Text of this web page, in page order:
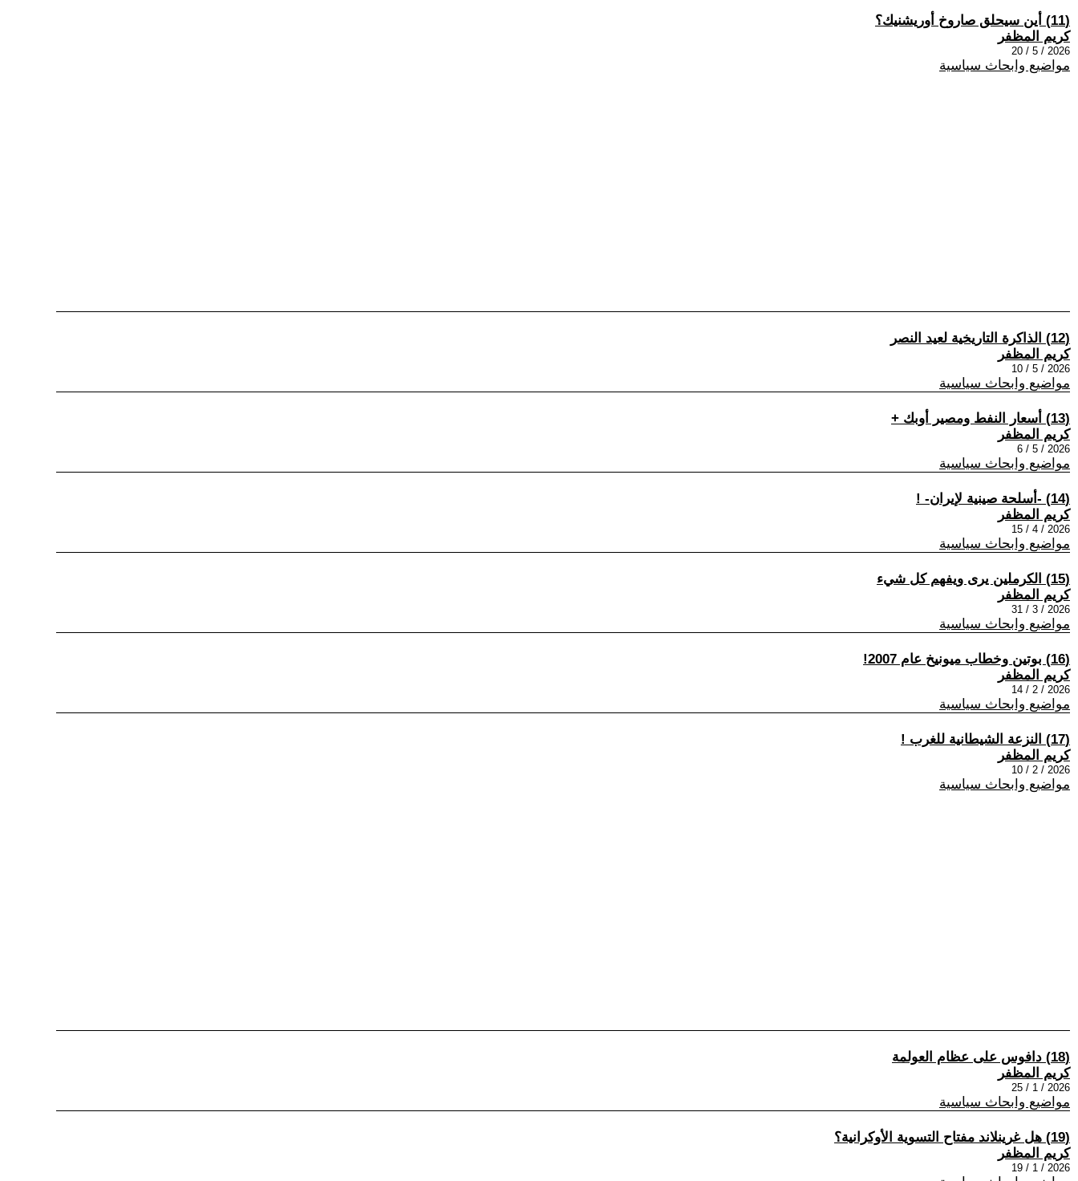
(11) أين سيحلق صاروخ أوريشنيك؟
كريم المظفر
2026 / 5 / 20
مواضيع وابحاث سياسية
(12) الذاكرة التاريخية لعيد النصر
كريم المظفر
2026 / 5 / 10
مواضيع وابحاث سياسية
(13) أسعار النفط ومصير أوبك +
كريم المظفر
2026 / 5 / 6
مواضيع وابحاث سياسية
(14) -أسلحة صينية لإيران- !
كريم المظفر
2026 / 4 / 15
مواضيع وابحاث سياسية
(15) الكرملين يرى ويفهم كل شيء
كريم المظفر
2026 / 3 / 31
مواضيع وابحاث سياسية
(16) بوتين وخطاب ميونيخ عام 2007!
كريم المظفر
2026 / 2 / 14
مواضيع وابحاث سياسية
(17) النزعة الشيطانية للغرب !
كريم المظفر
2026 / 2 / 10
مواضيع وابحاث سياسية
(18) دافوس على عظام العولمة
كريم المظفر
2026 / 1 / 25
مواضيع وابحاث سياسية
(19) هل غرينلاند مفتاح التسوية الأوكرانية؟
كريم المظفر
2026 / 1 / 19